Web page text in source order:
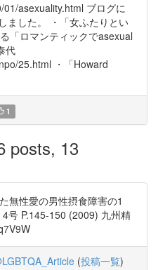
asexuality.html ブログに
ました。 ・「女ふたりとい
「ロマンティックでasexual
代
25.html ・「Howard
1
posts, 13
無性愛の男性摂食障害の1
号 P.145-150 (2009) 九州精
(投稿一覧)